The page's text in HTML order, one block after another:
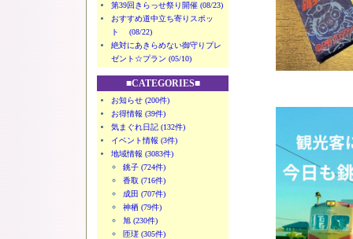
第39回きらっせ祭り開催 (08/23)
おすすめ道中立ち寄りスポッ
ト (08/22)
絶対にあきらめない御守りプレ
ゼント☆プラン (05/10)
■CATEGORIES■
お知らせ (200件)
お得情報 (39件)
気まぐれ日記 (132件)
イベント情報 (3件)
地域情報 (3083件)
銚子 (724件)
香取 (716件)
成田 (707件)
神栖 (79件)
旭 (230件)
匝瑳 (305件)